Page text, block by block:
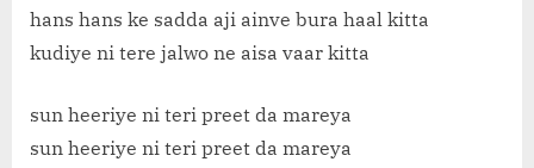
hans hans ke sadda aji ainve bura haal kitta
kudiye ni tere jalwo ne aisa vaar kitta
sun heeriye ni teri preet da mareya
sun heeriye ni teri preet da mareya